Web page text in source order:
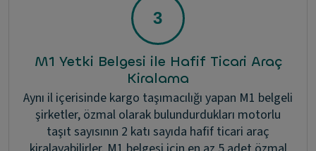
M1 Yetki Belgesi ile Hafif Ticari Araç
Kiralama
Aynı il içerisinde kargo taşımacılığı yapan M1 belgeli
şirketler, özmal olarak bulundurdukları motorlu
taşıt sayısının 2 katı sayıda hafif ticari araç